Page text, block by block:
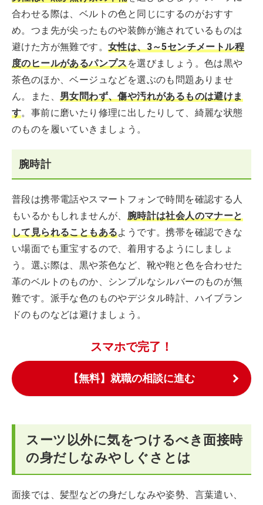
合わせる際は、ベルトの色と同じにするのがおすす
め。つま先が尖ったものや装飾が施されているものは
避けた方が無難です。 女性は、3～5センチメートル程
度のヒールがあるパンプスを選びましょう。色は黒や
茶色のほか、ベージュなどを選ぶのも問題ありませ
ん。また、 男女問わず、傷や汚れがあるものは避けま
す。事前に磨いたり修理に出したりして、綺麗な状態
のものを履いていきましょう。
腕時計
普段は携帯電話やスマートフォンで時間を確認する人
もいるかもしれませんが、 腕時計は社会人のマナーと
して見られることもあるようです。携帯を確認できな
い場面でも重宝するので、着用するようにしましょ
う。選ぶ際は、黒や茶色など、靴や鞄と色を合わせた
革のベルトのものか、シンプルなシルバーのものが無
難です。派手な色のものやデジタル時計、ハイブラン
ドのものなどは避けましょう。
スマホで完了！
【無料】就職の相談に進む
スーツ以外に気をつけるべき面接時
の身だしなみやしぐさとは
面接では、髪型などの身だしなみや姿勢、言葉遣い、